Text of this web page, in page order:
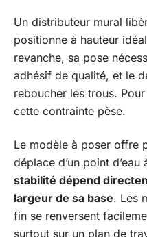
Un distributeur mural
positionne à hauteur
revanche, sa pose
adhésif de qualité, et le
reboucher les trous.
cette contrainte pèse.
Le modèle à poser offre
déplace d’un point d’eau
stabilité dépend
largeur de sa base. Les
fin se renversent
surtout sur un plan de